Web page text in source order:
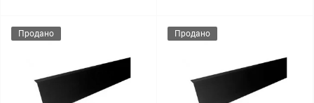
Продано Продано